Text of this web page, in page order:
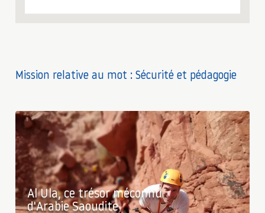
Mission relative au mot : Sécurité et pédagogie
Al Ula, ce trésor méconnu
d'Arabie Saoudite